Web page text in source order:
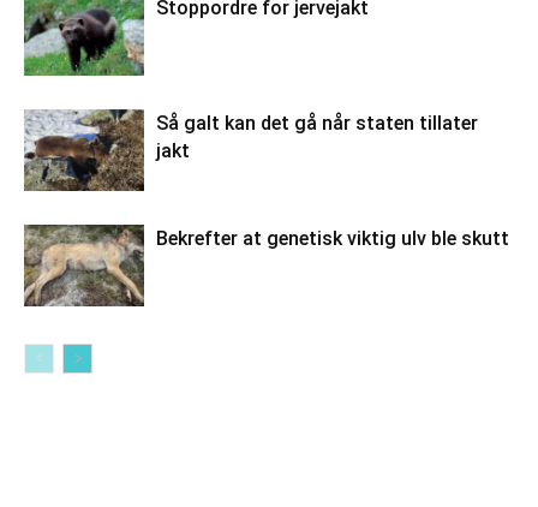
Stoppordre for jervejakt
Så galt kan det gå når staten tillater
jakt
Bekrefter at genetisk viktig ulv ble skutt